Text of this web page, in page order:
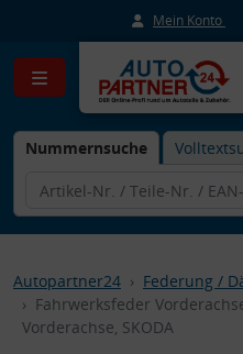
Mein Konto
Nummernsuche
Autopartner24 Federung /
Fahrwerksfeder
Vorderachse, SKODA